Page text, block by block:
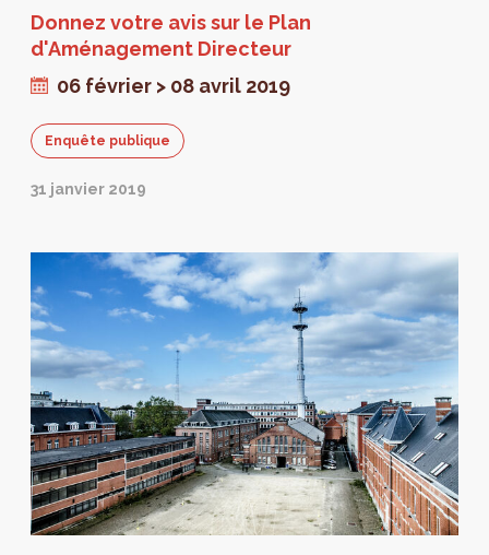
Donnez votre avis sur le Plan
d'Aménagement Directeur
06 février > 08 avril 2019
Enquête publique
31 janvier 2019